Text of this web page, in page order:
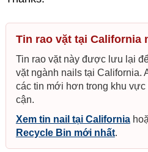
Tin rao vặt tại California
Tin rao vặt này được lưu lại
vặt ngành nails tại California.
các tin mới hơn trong khu vực
cận.
Xem tin nail tại California
Recycle Bin mới nhất.